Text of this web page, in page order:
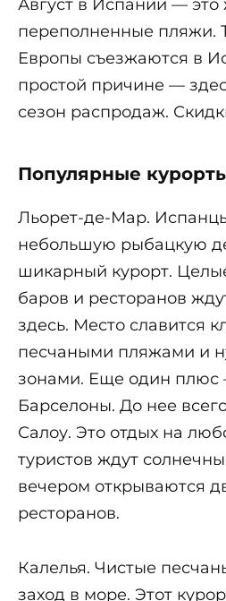
Август в Испании — это
переполненные пляжи.
Европы съезжаются в
простой причине —
сезон распродаж.
Популярные
Льорет-де-Мар.
небольшую рыбацкую
шикарный курорт.
баров и ресторанов
здесь. Место славится
песчаными пляжами и
зонами. Еще один плюс
Барселоны. До нее
Салоу. Это отдых на
туристов ждут
вечером открываются
ресторанов.
Калелья. Чистые
заход в море. Этот